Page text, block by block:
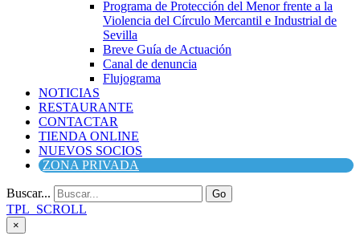
Programa de Protección del Menor frente a la
Violencia del Círculo Mercantil e Industrial de
Sevilla
Breve Guía de Actuación
Canal de denuncia
Flujograma
NOTICIAS
RESTAURANTE
CONTACTAR
TIENDA ONLINE
NUEVOS SOCIOS
ZONA PRIVADA
Buscar... Go
TPL_SCROLL
×